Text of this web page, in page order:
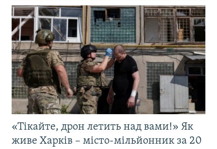
«Тікайте, дрон летить над вами!» Як
живе Харків – місто-мільйонник за 20